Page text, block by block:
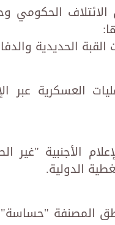
الحكومي
الحديدية
العسكرية عبر
الأجنبية "غير
الدولية.
المصنفة